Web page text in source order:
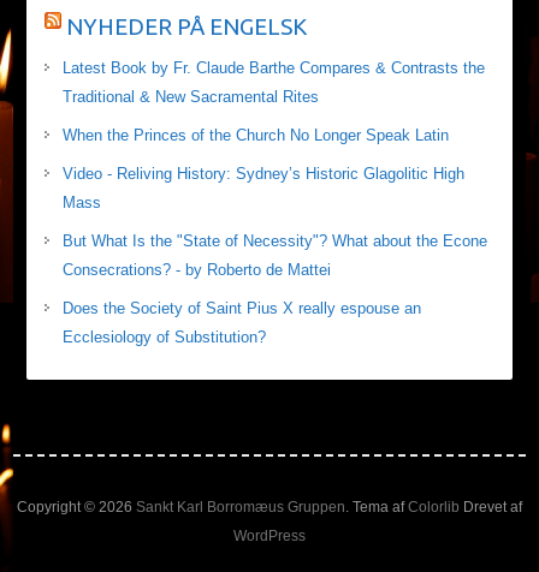
NYHEDER PÅ ENGELSK
Latest Book by Fr. Claude Barthe Compares & Contrasts the
Traditional & New Sacramental Rites
When the Princes of the Church No Longer Speak Latin
Video - Reliving History: Sydney’s Historic Glagolitic High
Mass
But What Is the "State of Necessity"? What about the Econe
Consecrations? - by Roberto de Mattei
Does the Society of Saint Pius X really espouse an
Ecclesiology of Substitution?
Copyright © 2026 Sankt Karl Borromæus Gruppen . Tema afColorlib Drevet af
WordPress